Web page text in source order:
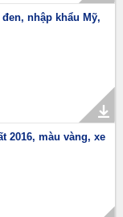
đen, nhập khẩu Mỹ,
2016, màu vàng, xe